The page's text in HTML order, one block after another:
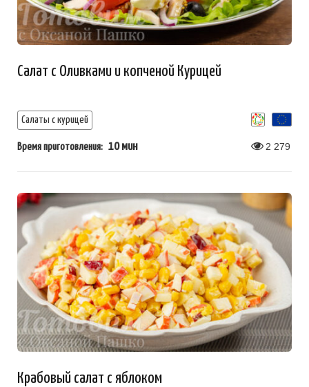
Салат с Оливками и копченой Курицей
Салаты с курицей
Время приготовления: 10 мин 2 279
Крабовый салат с яблоком